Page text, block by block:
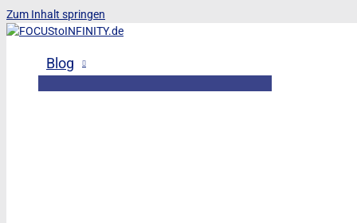
Zum Inhalt springen
Blog